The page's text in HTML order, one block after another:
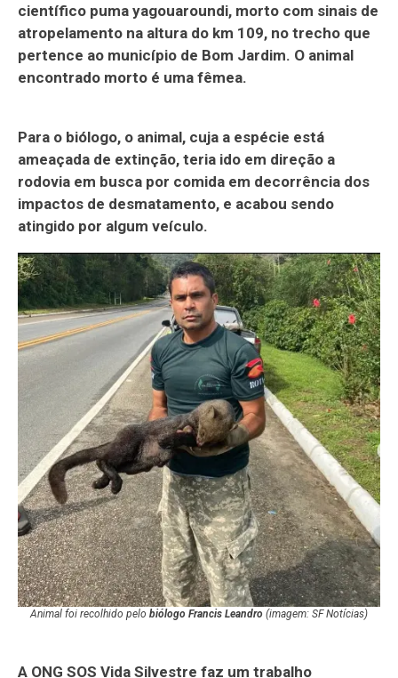
científico puma yagouaroundi, morto com sinais de
atropelamento na altura do km 109, no trecho que
pertence ao município de Bom Jardim. O animal
encontrado morto é uma fêmea.
Para o biólogo, o animal, cuja a espécie está
ameaçada de extinção, teria ido em direção a
rodovia em busca por comida em decorrência dos
impactos de desmatamento, e acabou sendo
atingido por algum veículo.
Animal foi recolhido pelo biólogo Francis Leandro (imagem: SF Notícias)
A ONG SOS Vida Silvestre faz um trabalho